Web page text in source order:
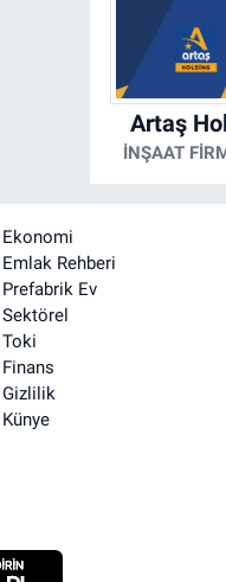
Artaş
İNŞAAT
Ekonomi
Emlak Rehberi
Prefabrik Ev
Sektörel
Toki
Finans
Gizlilik
Künye